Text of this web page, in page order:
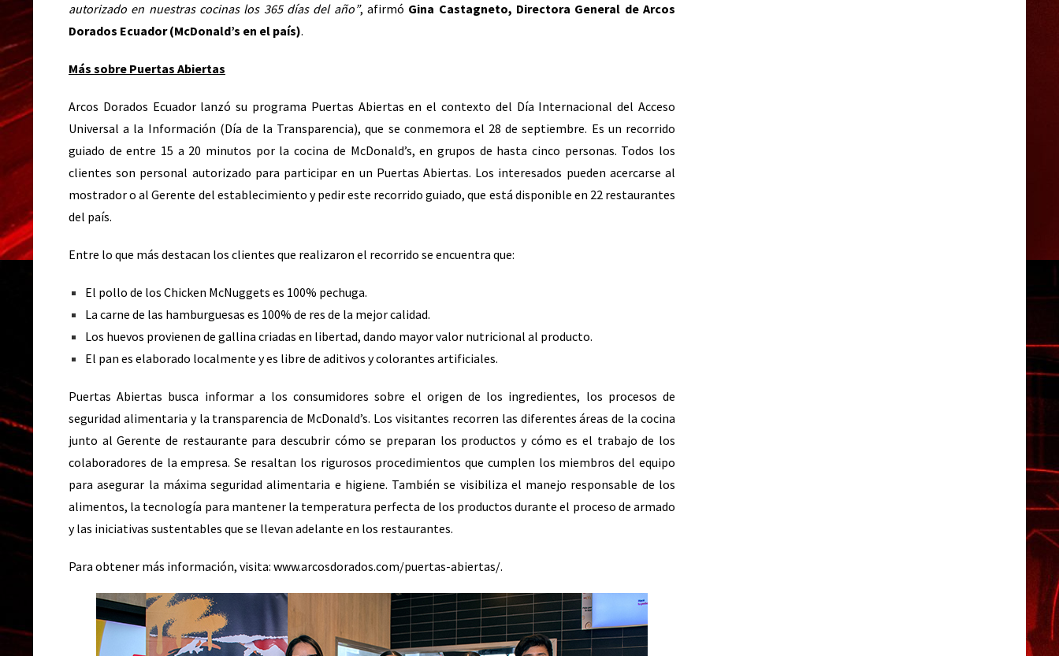
autorizado en nuestras cocinas los 365 días del año”, afirmó Gina Castagneto, Directora General de Arcos
Dorados Ecuador (McDonald’s en el país).
Más sobre Puertas Abiertas
Arcos Dorados Ecuador lanzó su programa Puertas Abiertas en el contexto del Día Internacional del Acceso
Universal a la Información (Día de la Transparencia), que se conmemora el 28 de septiembre. Es un recorrido
guiado de entre 15 a 20 minutos por la cocina de McDonald’s, en grupos de hasta cinco personas. Todos los
clientes son personal autorizado para participar en un Puertas Abiertas. Los interesados pueden acercarse al
mostrador o al Gerente del establecimiento y pedir este recorrido guiado, que está disponible en 22 restaurantes
del país.
Entre lo que más destacan los clientes que realizaron el recorrido se encuentra que:
El pollo de los Chicken McNuggets es 100% pechuga.
La carne de las hamburguesas es 100% de res de la mejor calidad.
Los huevos provienen de gallina criadas en libertad, dando mayor valor nutricional al producto.
El pan es elaborado localmente y es libre de aditivos y colorantes artificiales.
Puertas Abiertas busca informar a los consumidores sobre el origen de los ingredientes, los procesos de
seguridad alimentaria y la transparencia de McDonald’s. Los visitantes recorren las diferentes áreas de la cocina
junto al Gerente de restaurante para descubrir cómo se preparan los productos y cómo es el trabajo de los
colaboradores de la empresa. Se resaltan los rigurosos procedimientos que cumplen los miembros del equipo
para asegurar la máxima seguridad alimentaria e higiene. También se visibiliza el manejo responsable de los
alimentos, la tecnología para mantener la temperatura perfecta de los productos durante el proceso de armado
y las iniciativas sustentables que se llevan adelante en los restaurantes.
Para obtener más información, visita: www.arcosdorados.com/puertas-abiertas/.